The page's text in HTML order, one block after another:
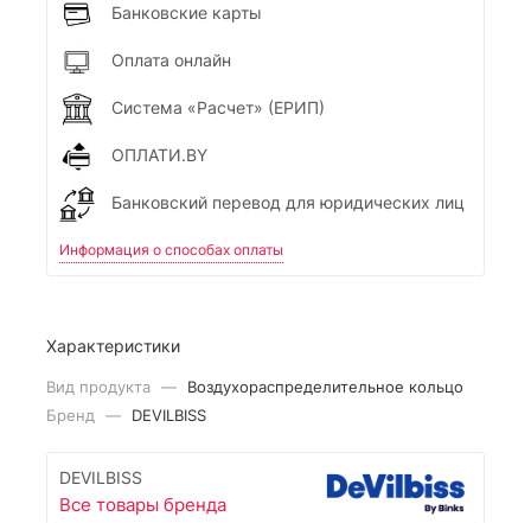
Банковские карты
Оплата онлайн
Система «Расчет» (ЕРИП)
ОПЛАТИ.BY
Банковский перевод для юридических лиц
Информация о способах оплаты
Характеристики
Вид продукта —
Воздухораспределительное кольцо
Бренд — DEVILBISS
DEVILBISS
Все товары бренда